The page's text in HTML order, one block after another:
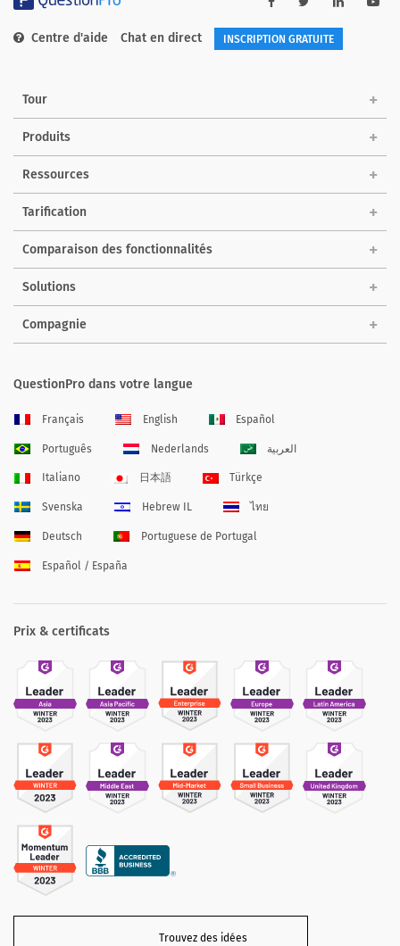
Centre d'aide Chat en direct INSCRIPTION GRATUITE
Tour
Produits
Ressources
Tarification
Comparaison des fonctionnalités
Solutions
Compagnie
QuestionPro dans votre langue
Français English Español
Português Nederlands العربية
Italiano 日本語 Türkçe
Svenska Hebrew IL ไทย
Deutsch Portuguese de Portugal
Español / España
Prix & certificats
Trouvez des idées